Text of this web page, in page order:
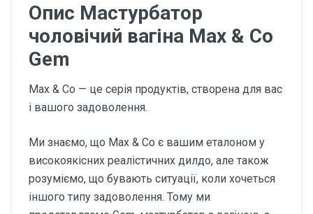
Опис Мастурбатор
чоловічий вагіна Max & Co
Gem
Max & Co — це серія продуктів, створена для вас
і вашого задоволення.
Ми знаємо, що Max & Co є вашим еталоном у
високоякісних реалістичних дилдо, але також
розуміємо, що бувають ситуації, коли хочеться
іншого типу задоволення. Тому ми